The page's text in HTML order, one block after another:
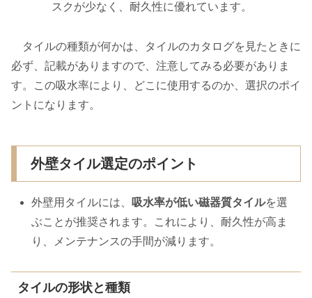
スクが少なく、耐久性に優れています。
タイルの種類が何かは、タイルのカタログを見たときに
必ず、記載がありますので、注意してみる必要がありま
す。この吸水率により、どこに使用するのか、選択のポイ
ントになります。
外壁タイル選定のポイント
外壁用タイルには、 吸水率が低い磁器質タイルを選
ぶことが推奨されます。これにより、耐久性が高ま
り、メンテナンスの手間が減ります。
タイルの形状と種類